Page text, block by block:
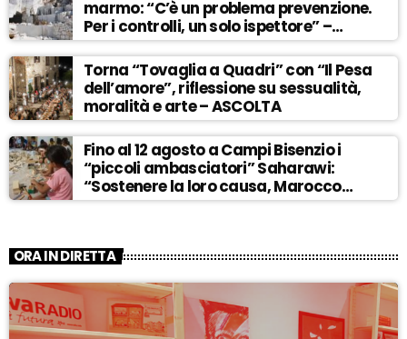
marmo: “C’è un problema prevenzione.
Per i controlli, un solo ispettore” –
ASCOLTA
Torna “Tovaglia a Quadri” con “Il Pesa
dell’amore”, riflessione su sessualità,
moralità e arte – ASCOLTA
Fino al 12 agosto a Campi Bisenzio i
“piccoli ambasciatori” Saharawi:
“Sostenere la loro causa, Marocco
sempre più invadente” – ASCOLTA
ORA IN DIRETTA